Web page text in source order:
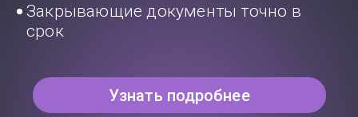
Закрывающие документы точно в
срок
Узнать подробнее